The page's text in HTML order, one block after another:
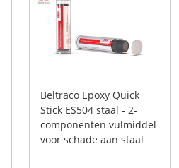
Beltraco Epoxy Quick
Stick ES504 staal - 2-
componenten vulmiddel
voor schade aan staal